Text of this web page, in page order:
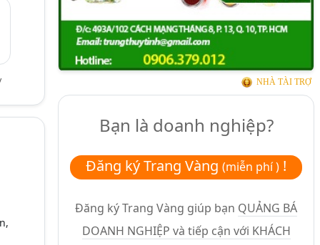
NHÀ TÀI TRỢ
Bạn là doanh nghiệp?
Đăng ký Trang Vàng(miễn phí ) !
Đăng ký Trang Vàng giúp bạn QUẢNG BÁ
DOANH NGHIỆP và tiếp cận với KHÁCH